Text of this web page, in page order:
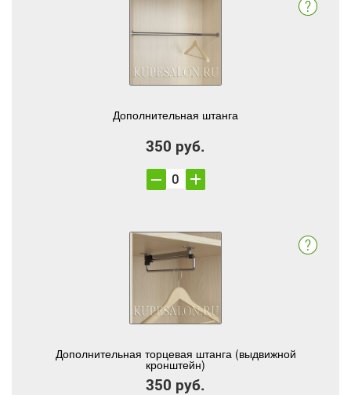
Дополнительная штанга
350 руб.
Дополнительная торцевая штанга (выдвижной
кронштейн)
350 руб.